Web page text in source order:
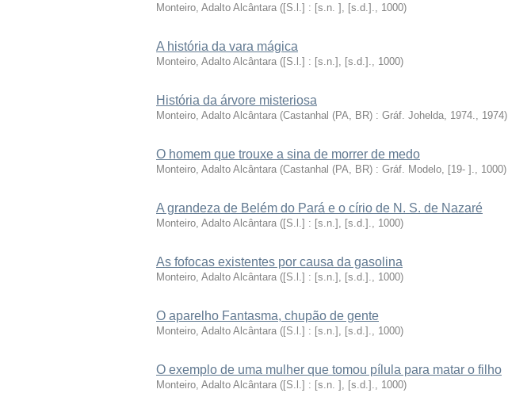
Monteiro, Adalto Alcântara ([S.l.] : [s.n. ], [s.d.]., 1000)
A história da vara mágica
Monteiro, Adalto Alcântara ([S.l.] : [s.n.], [s.d.]., 1000)
História da árvore misteriosa
Monteiro, Adalto Alcântara (Castanhal (PA, BR) : Gráf. Johelda, 1974., 1974)
O homem que trouxe a sina de morrer de medo
Monteiro, Adalto Alcântara (Castanhal (PA, BR) : Gráf. Modelo, [19- ]., 1000)
A grandeza de Belém do Pará e o círio de N. S. de Nazaré
Monteiro, Adalto Alcântara ([S.l.] : [s.n.], [s.d.]., 1000)
As fofocas existentes por causa da gasolina
Monteiro, Adalto Alcântara ([S.l.] : [s.n.], [s.d.]., 1000)
O aparelho Fantasma, chupão de gente
Monteiro, Adalto Alcântara ([S.l.] : [s.n.], [s.d.]., 1000)
O exemplo de uma mulher que tomou pílula para matar o filho
Monteiro, Adalto Alcântara ([S.l.] : [s.n. ], [s.d.]., 1000)